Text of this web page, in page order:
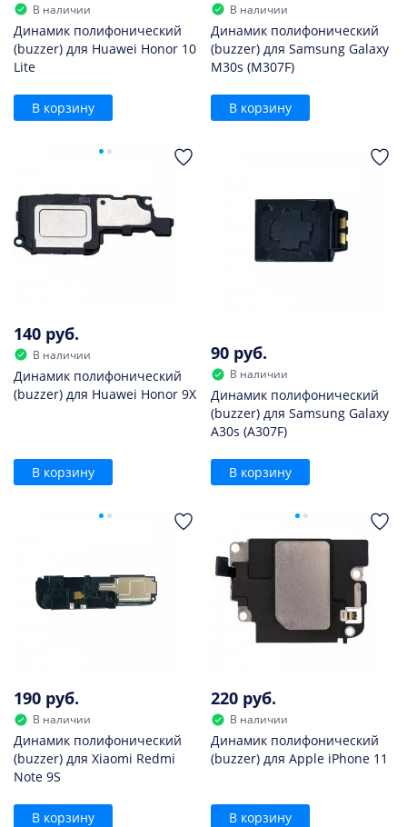
В наличии
Динамик полифонический
(buzzer) для Huawei Honor 10
Lite
В корзину
В наличии
Динамик полифонический
(buzzer) для Samsung Galaxy
M30s (M307F)
В корзину
140 руб.
В наличии
Динамик полифонический
(buzzer) для Huawei Honor 9X
В корзину
90 руб.
В наличии
Динамик полифонический
(buzzer) для Samsung Galaxy
A30s (A307F)
В корзину
190 руб.
В наличии
Динамик полифонический
(buzzer) для Xiaomi Redmi
Note 9S
В корзину
220 руб.
В наличии
Динамик полифонический
(buzzer) для Apple iPhone 11
В корзину